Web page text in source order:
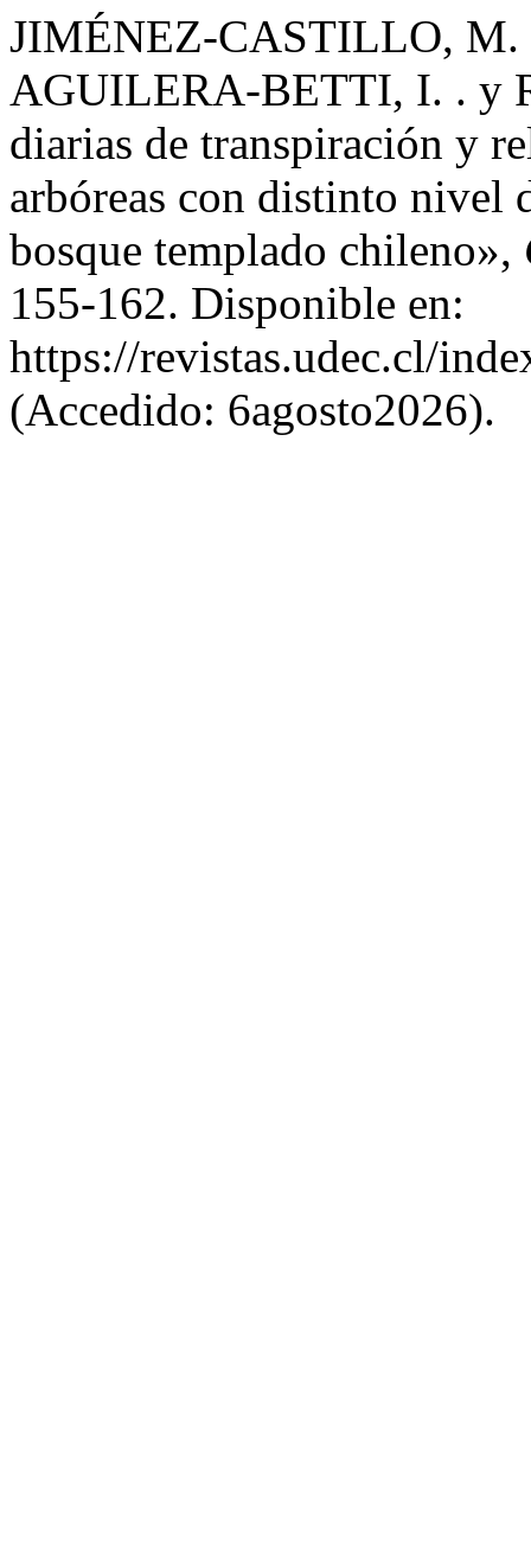
JIMÉNEZ-CASTILLO, M.
AGUILERA-BETTI, I. . y
diarias de transpiración y
arbóreas con distinto nivel
bosque templado chileno»,
155-162. Disponible en:
https://revistas.udec.cl/
(Accedido: 6agosto2026).